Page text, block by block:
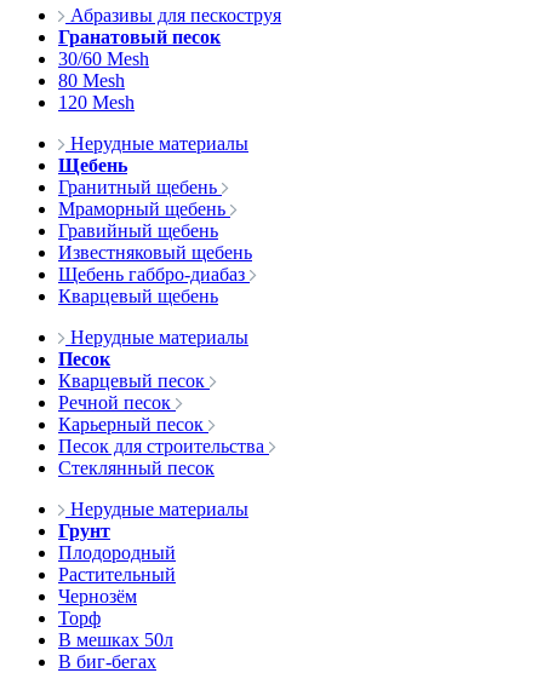
Абразивы для пескоструя
Гранатовый песок
30/60 Mesh
80 Mesh
120 Mesh
Нерудные материалы
Щебень
Гранитный щебень
Мраморный щебень
Гравийный щебень
Известняковый щебень
Щебень габбро-диабаз
Кварцевый щебень
Нерудные материалы
Песок
Кварцевый песок
Речной песок
Карьерный песок
Песок для строительства
Стеклянный песок
Нерудные материалы
Грунт
Плодородный
Растительный
Чернозём
Торф
В мешках 50л
В биг-бегах